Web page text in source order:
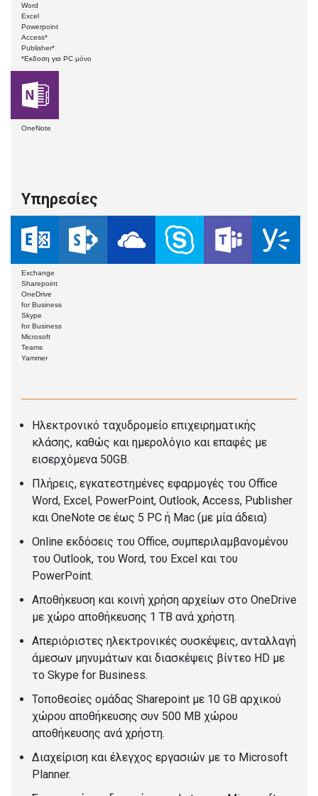
Word
Excel
Powerpoint
Access*
Publisher*
*Εκδοση για PC μόνο
OneNote
Υπηρεσίες
Exchange
Sharepoint
OneDrive
for Business
Skype
for Business
Microsoft
Teams
Yammer
Ηλεκτρονικό ταχυδρομείο επιχειρηματικής
κλάσης, καθώς και ημερολόγιο και επαφές με
εισερχόμενα 50GB.
Πλήρεις, εγκατεστημένες εφαρμογές του Office
Word, Excel, PowerPoint, Outlook, Access, Publisher
και OneNote σε έως 5 PC ή Mac (με μία άδεια)
Online εκδόσεις του Office, συμπεριλαμβανομένου
του Outlook, του Word, του Excel και του
PowerPoint.
Αποθήκευση και κοινή χρήση αρχείων στο OneDrive
με χώρο αποθήκευσης 1 TB ανά χρήστη.
Απεριόριστες ηλεκτρονικές συσκέψεις, ανταλλαγή
άμεσων μηνυμάτων και διασκέψεις βίντεο HD με
το Skype for Business.
Τοποθεσίες ομάδας Sharepoint με 10 GB αρχικού
χώρου αποθήκευσης συν 500 MB χώρου
αποθήκευσης ανά χρήστη.
Διαχείριση και έλεγχος εργασιών με το Microsoft
Planner.